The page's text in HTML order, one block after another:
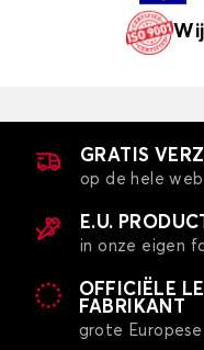
GRATIS
op de hele
E.U.
in onze eigen
OFFICIËLE
FABRIKANT
grote